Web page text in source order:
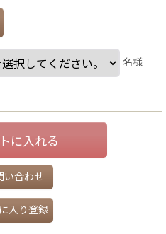
名様
に入れる
い合わせ
入り登録